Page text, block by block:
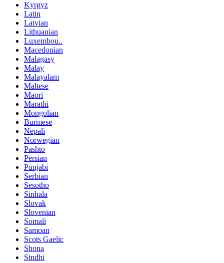
Kyrgyz
Latin
Latvian
Lithuanian
Luxembou..
Macedonian
Malagasy
Malay
Malayalam
Maltese
Maori
Marathi
Mongolian
Burmese
Nepali
Norwegian
Pashto
Persian
Punjabi
Serbian
Sesotho
Sinhala
Slovak
Slovenian
Somali
Samoan
Scots Gaelic
Shona
Sindhi